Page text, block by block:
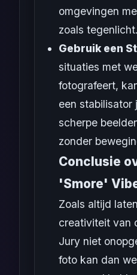
omgevingen
zoals tegenlicht.
Gebruik een
situaties met
fotografeert,
een stabilisator
scherpe
zonder
Conclusie
'Smore'
Zoals altijd
creativiteit van
Jury niet
foto kan dan